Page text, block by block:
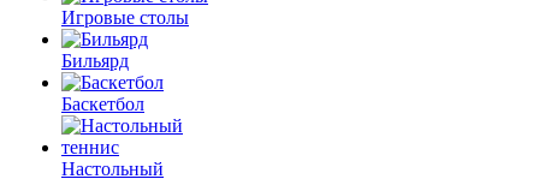
Игровые столы
Бильярд
Баскетбол
Настольный